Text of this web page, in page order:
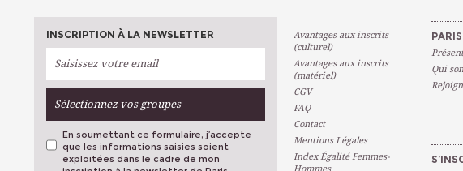
INSCRIPTION À LA NEWSLETTER
Sélectionnez vos groupes
En soumettant ce formulaire, j’accepte
que les informations saisies soient
exploitées dans le cadre de mon
Avantages aux inscrits
(culturel)
Avantages aux inscrits
(matériel)
CGV
FAQ
Contact
Mentions Légales
Index Égalité Femmes-
Qui